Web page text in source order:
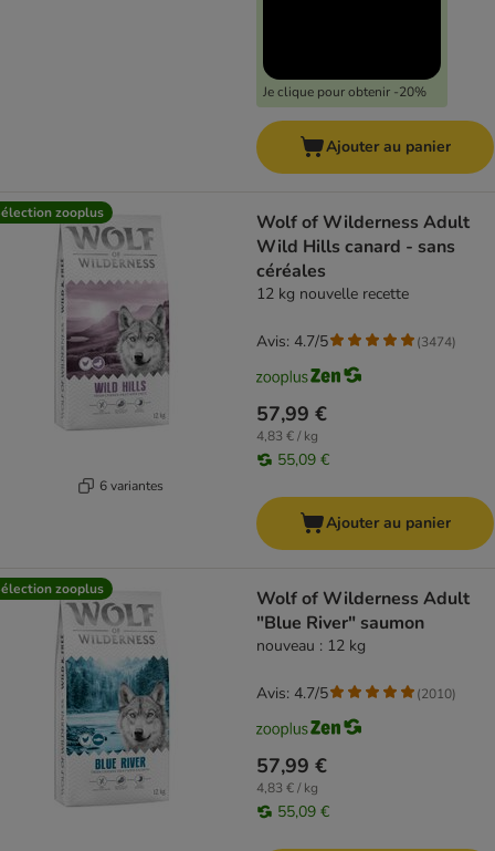
Je clique pour obtenir -20%
Ajouter au panier
zooplus
6 variantes
Wolf of Wilderness Adult
Wild Hills canard - sans
céréales
12 kg nouvelle recette
57,99 €
4,83 € / kg
55,09 €
Avis: 4.7/5 (3474)
Ajouter au panier
zooplus
Wolf of Wilderness Adult
"Blue River" saumon
nouveau : 12 kg
57,99 €
4,83 € / kg
55,09 €
Avis: 4.7/5 (2010)